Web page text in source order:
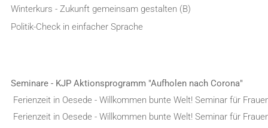
Winterkurs - Zukunft gemeinsam gestalten (B)
Politik-Check in einfacher Sprache
Seminare - KJP Aktionsprogramm "Aufholen nach Corona"
Ferienzeit in Oesede - Willkommen bunte Welt! Seminar für
Ferienzeit in Oesede - Willkommen bunte Welt! Seminar für